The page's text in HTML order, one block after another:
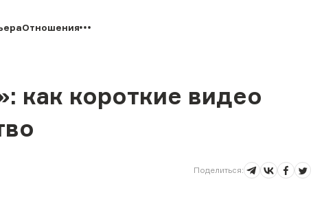
Отношения
как короткие видео
Поделиться: